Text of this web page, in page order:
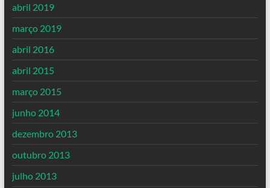
abril 2019
março 2019
abril 2016
abril 2015
março 2015
junho 2014
dezembro 2013
outubro 2013
julho 2013